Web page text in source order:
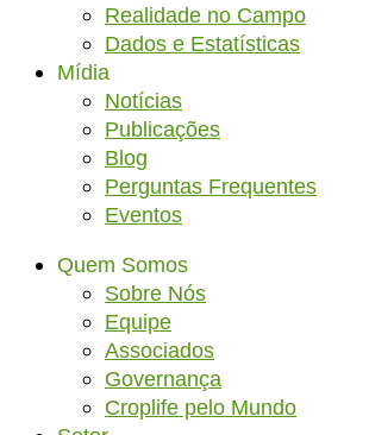
Realidade no Campo
Dados e Estatísticas
Mídia
Notícias
Publicações
Blog
Perguntas Frequentes
Eventos
Quem Somos
Sobre Nós
Equipe
Associados
Governança
Croplife pelo Mundo